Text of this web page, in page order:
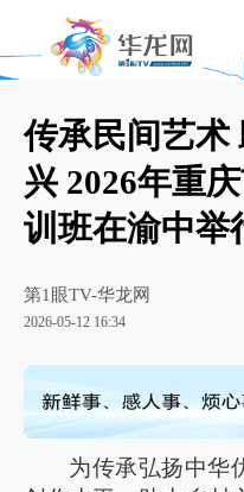
传承民间艺术
兴 2026年重
训班在渝中举
第1眼TV-华龙网
2026-05-12 16:34
为传承弘扬中华